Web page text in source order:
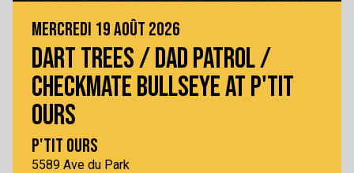
MERCREDI 19 AOÛT 2026
DART TREES / DAD PATROL /
CHECKMATE BULLSEYE AT P'TIT
OURS
P'TIT OURS
5589 Ave du Park